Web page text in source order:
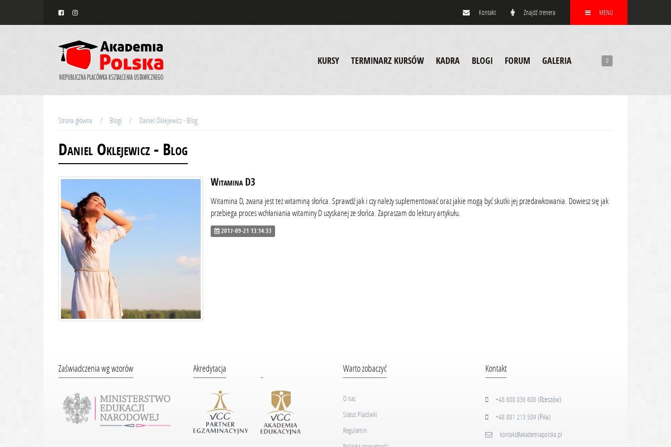
Kontakt Znajdź trenera MENU
KURSY TERMINARZ KURSÓW KADRA BLOGI FORUM GALERIA 0
Strona główna Blogi Daniel Oklejewicz - Blog
Daniel Oklejewicz - Blog
Witamina D3
Witamina D, zwana jest też witaminą słońca. Sprawdź jak i czy należy suplementować oraz jakie mogą być skutki jej przedawkowania. Dowiesz się jak
przebiega proces wchłaniania witaminy D uzyskanej ze słońca. Zapraszam do lektury artykułu.
2017-09-21 13:14:33
Zaświadczenia wg wzorów Akredytacja Warto zobaczyć
O nas
Statut Placówki
Regulamin
Kontakt
+48 608 036 608 (Rzeszów)
+48 881 213 509 (Piła)
kontakt@akademiapolska.pl